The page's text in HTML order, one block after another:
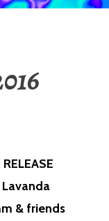
Lavanda
& friends